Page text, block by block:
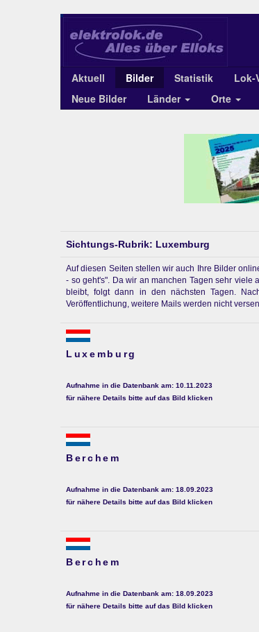
Aktuell Bilder Statistik Lok-
Neue Bilder
Länder Orte
Sichtungs-Rubrik: Luxemburg
Auf diesen Seiten stellen wir auch Ihre Bilder
- so geht's". Da wir an manchen Tagen sehr
bleibt, folgt dann in den nächsten Tagen.
Veröffentlichung, weitere Mails werden nicht
Luxemburg
Aufnahme in die Datenbank am: 10.11.2023
für nähere Details bitte auf das Bild klicken
Berchem
Aufnahme in die Datenbank am: 18.09.2023
für nähere Details bitte auf das Bild klicken
Berchem
Aufnahme in die Datenbank am: 18.09.2023
für nähere Details bitte auf das Bild klicken